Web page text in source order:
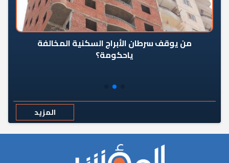
من يوقف سرطان الأبراج السكنية المخالفة
ياحكومة؟
المزيد